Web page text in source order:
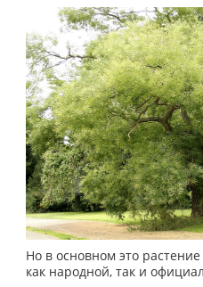
Но в основном это
как народной, так и